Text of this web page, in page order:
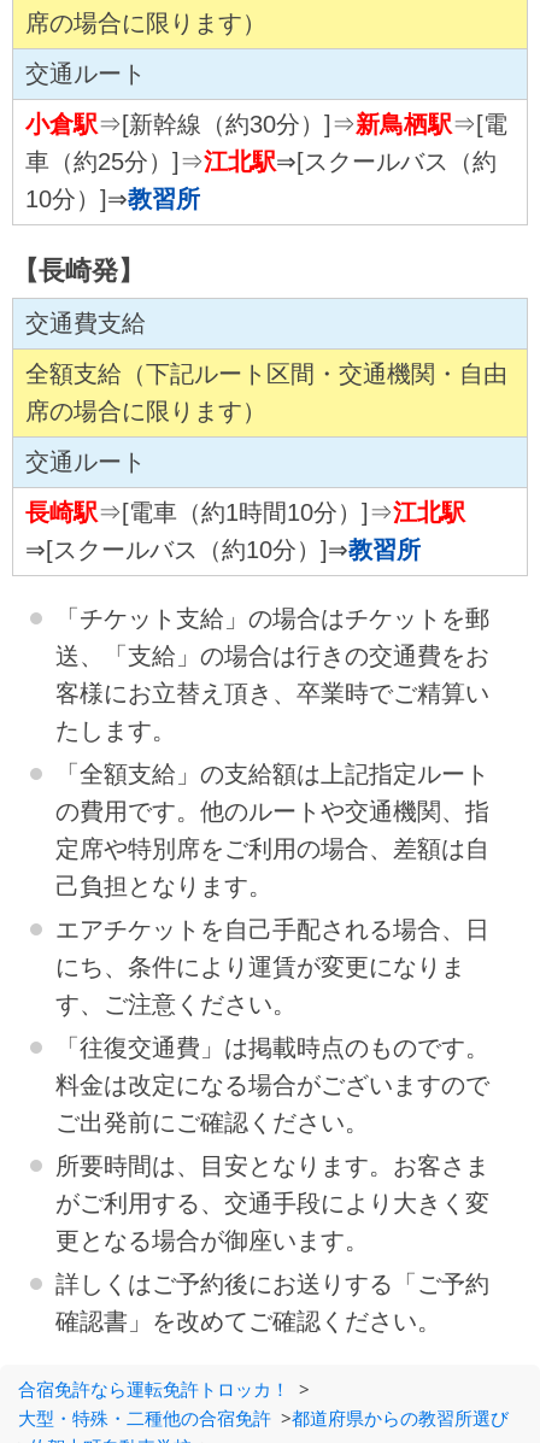
席の場合に限ります）
交通ルート
小倉駅⇒[新幹線（約30分）]⇒新鳥栖駅⇒[電
車（約25分）]⇒江北駅⇒[スクールバス（約
10分）]⇒教習所
【長崎発】
交通費支給
全額支給（下記ルート区間・交通機関・自由
席の場合に限ります）
交通ルート
長崎駅⇒[電車（約1時間10分）]⇒江北駅
⇒[スクールバス（約10分）]⇒教習所
「チケット支給」の場合はチケットを郵
送、「支給」の場合は行きの交通費をお
客様にお立替え頂き、卒業時でご精算い
たします。
「全額支給」の支給額は上記指定ルート
の費用です。他のルートや交通機関、指
定席や特別席をご利用の場合、差額は自
己負担となります。
エアチケットを自己手配される場合、日
にち、条件により運賃が変更になりま
す、ご注意ください。
「往復交通費」は掲載時点のものです。
料金は改定になる場合がございますので
ご出発前にご確認ください。
所要時間は、目安となります。お客さま
がご利用する、交通手段により大きく変
更となる場合が御座います。
詳しくはご予約後にお送りする「ご予約
確認書」を改めてご確認ください。
合宿免許なら運転免許トロッカ！
>
大型・特殊・二種他の合宿免許 >都道府県からの教習所選び